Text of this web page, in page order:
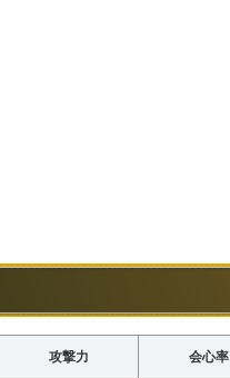
攻撃力 会心率